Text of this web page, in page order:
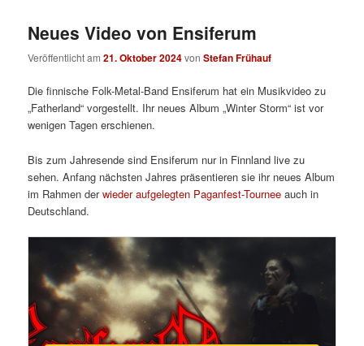
Neues Video von Ensiferum
Veröffentlicht am21. Oktober 2024vonStefan Frühauf
Die finnische Folk-Metal-Band Ensiferum hat ein Musikvideo zu
„Fatherland“ vorgestellt. Ihr neues Album „Winter Storm“ ist vor
wenigen Tagen erschienen.
Bis zum Jahresende sind Ensiferum nur in Finnland live zu
sehen. Anfang nächsten Jahres präsentieren sie ihr neues Album
im Rahmen derwieder aufgelegten Paganfest-Tournee auch in
Deutschland.